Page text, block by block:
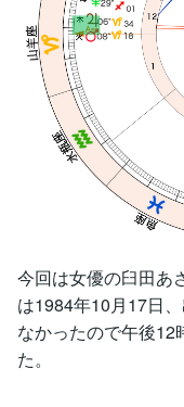
今回は女優の臼田あ
は1984年10月17日
なかったので午後12
た。